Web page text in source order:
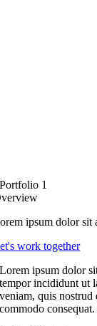
Portfolio 1
ipsum dolor sit
work together
Lorem ipsum dolor
tempor incididunt ut
veniam, quis
commodo consequat.